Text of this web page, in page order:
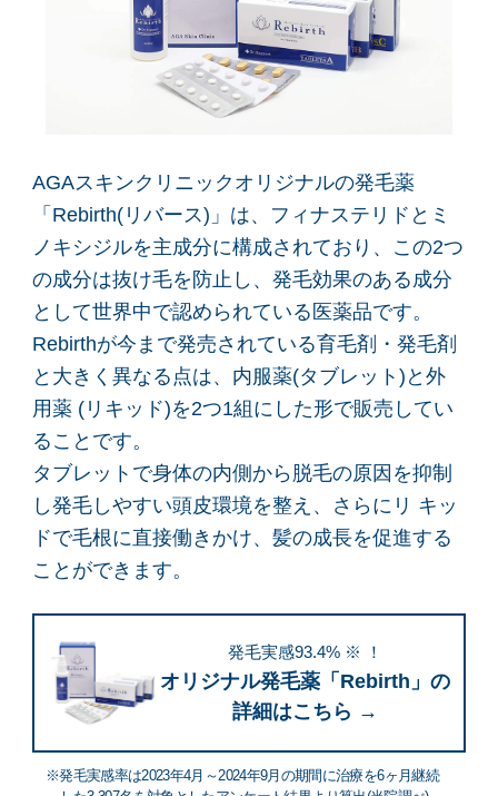
AGAスキンクリニックオリジナルの発毛薬
「Rebirth(リバース)」は、フィナステリドとミ
ノキシジルを主成分に構成されており、この2つ
の成分は抜け毛を防止し、発毛効果のある成分
として世界中で認められている医薬品です。
Rebirthが今まで発売されている育毛剤・発毛剤
と大きく異なる点は、内服薬(タブレット)と外
用薬 (リキッド)を2つ1組にした形で販売してい
ることです。
タブレットで身体の内側から脱毛の原因を抑制
し発毛しやすい頭皮環境を整え、さらにリ キッ
ドで毛根に直接働きかけ、髪の成長を促進する
ことができます。
発毛実感93.4% ※ ！
オリジナル発毛薬「Rebirth」の
詳細はこちら →
※発毛実感率は2023年4月～2024年9月の期間に治療を6ヶ月継続